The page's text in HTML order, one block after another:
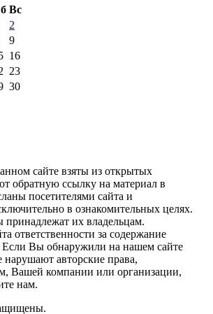
Вс
2
9
16
23
30
сайте взяты из открытых
обратную ссылку на материал в
посетителями сайта и
в ознакомительных целях.
принадлежат их владельцам.
ответственности за содержание
Если Вы обнаружили на нашем сайте
нарушают авторские права,
Вашей компании или организации,
нам.